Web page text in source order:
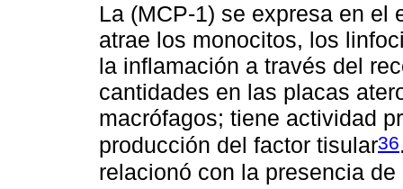
La (MCP-1) se expresa en el
atrae los monocitos, los
la inflamación a través del
cantidades en las placas
macrófagos; tiene actividad
producción del factor tisular36
relacionó con la presencia